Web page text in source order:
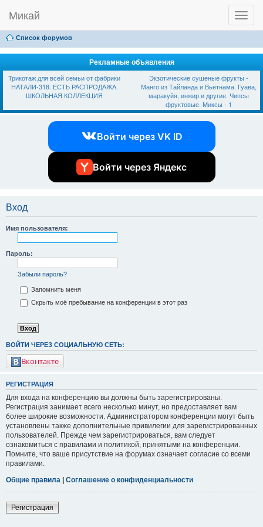
T
o
g
l
n
a
v
i
g
Микай
Ссылки Вход
Список форумов
Рекламные объявления
Трикотаж для всей семьи от фабрики
НАТАЛИ-318. ЕСТЬ РАСПРОДАЖА.
ШКОЛЬНАЯ КОЛЛЕКЦИЯ
Экзотические сушеные фрукты -
Манго из Тайланда и Вьетнама. Гуава,
маракуйя, инжир и другие. Чипсы
фруктовые. Миксы - 1
Войти через VK ID
Войти через Яндекс
Вход
Имя пользователя:
Пароль:
Забыли пароль?
Запомнить меня
Скрыть моё пребывание на конференции в этот раз
ВОЙТИ ЧЕРЕЗ СОЦИАЛЬНУЮ СЕТЬ:
Вконтакте
РЕГИСТРАЦИЯ
Для входа на конференцию вы должны быть зарегистрированы.
Регистрация занимает всего несколько минут, но предоставляет вам
более широкие возможности. Администратором конференции могут быть
установлены также дополнительные привилегии для зарегистрированных
пользователей. Прежде чем зарегистрироваться, вам следует
ознакомиться с правилами и политикой, принятыми на конференции.
Помните, что ваше присутствие на форумах означает согласие со всеми
правилами.
Общие правила
Соглашение о конфиденциальности
Регистрация